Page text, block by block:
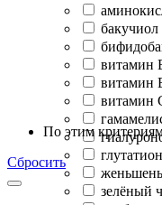
бакучиол
витамин
витамин
витамин
глутатион
женьшень
зелёный
По этим
Сбросить